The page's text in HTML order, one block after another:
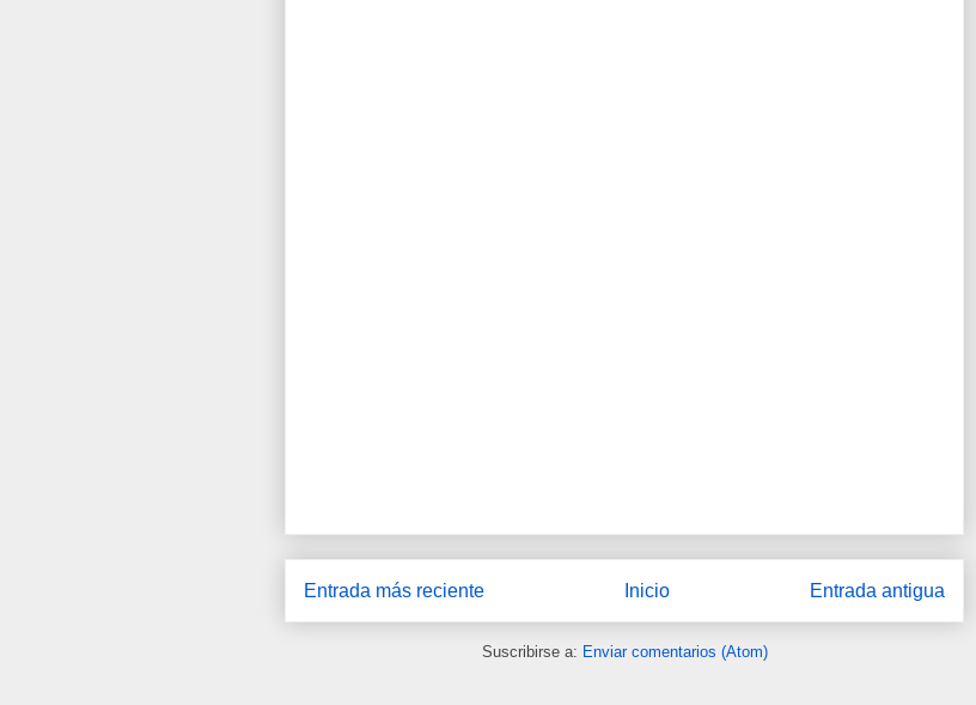
Entrada más reciente Entrada antigua
Inicio
Suscribirse a: Enviar comentarios (Atom)